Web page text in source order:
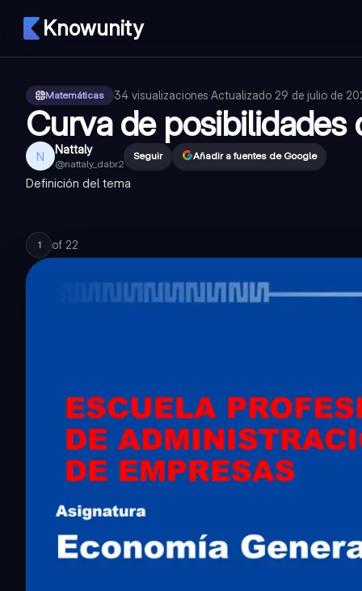
Knowunity
Matemáticas 34 visualizaciones·Actualizado 29 de julio de
Curva de posibilidades
N Nattaly
@nattaly_dabr2
Seguir Añadir a fuentes de Google
Definición del tema
1 of 22